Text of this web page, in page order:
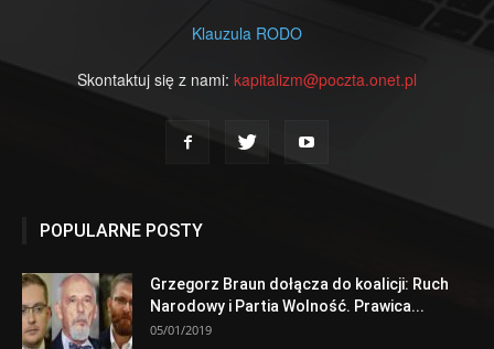
Klauzula RODO
Skontaktuj się z nami: kapitalizm@poczta.onet.pl
POPULARNE POSTY
Grzegorz Braun dołącza do koalicji: Ruch
Narodowy i Partia Wolność. Prawica...
05/01/2019